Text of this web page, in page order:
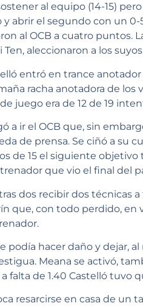
al equipo (14-15)
abrir el segundo con un
al OCB a cuatro puntos.
aleccionaron a los
entró en trance
racha anotadora de los
juego era de 12 de 19
a ir el OCB que, sin
de prensa. Se ciñó a su
de 15 el siguiente
que vio el final del
dos recibir dos técnicas
que, con todo perdido, en
podía hacer daño y dejar,
Meana se activó,
falta de 1.40 Castelló
resarcirse en casa de un